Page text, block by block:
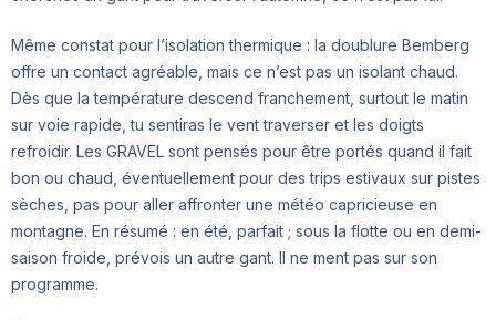
Même constat pour l’isolation thermique : la doublure Bemberg
offre un contact agréable, mais ce n’est pas un isolant chaud.
Dès que la température descend franchement, surtout le matin
sur voie rapide, tu sentiras le vent traverser et les doigts
refroidir. Les GRAVEL sont pensés pour être portés quand il fait
bon ou chaud, éventuellement pour des trips estivaux sur pistes
sèches, pas pour aller affronter une météo capricieuse en
montagne. En résumé : en été, parfait ; sous la flotte ou en demi-
saison froide, prévois un autre gant. Il ne ment pas sur son
programme.